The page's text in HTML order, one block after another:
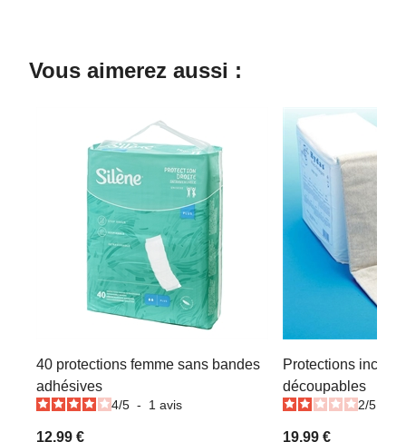
Vous aimerez aussi :
40 protections femme sans bandes
adhésives
4/5 - 1 avis
12,99 €
Protections
découpables
2/5
19,99 €